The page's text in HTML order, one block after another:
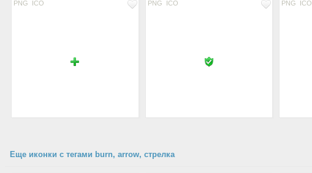
PNG ICO PNG ICO PNG ICO
Еще иконки с тегами burn, arrow, стрелка